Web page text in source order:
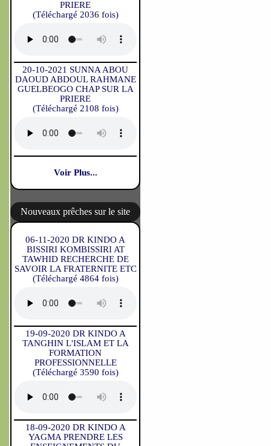
PRIERE
(Téléchargé 2036 fois)
20-10-2021 SUNNA ABOU
DAOUD ABDOUL RAHMANE
GUELBEOGO CHAP SUR LA
PRIERE
(Téléchargé 2108 fois)
Voir Plus...
Nouveaux prêches sur le site
06-11-2020 DR KINDO A
BISSIRI KOMBISSIRI AT
TAWHID RECHERCHE DE
SAVOIR LA FRATERNITE ETC
(Téléchargé 4864 fois)
19-09-2020 DR KINDO A
TANGHIN L'ISLAM ET LA
FORMATION
PROFESSIONNELLE
(Téléchargé 3590 fois)
18-09-2020 DR KINDO A
YAGMA PRENDRE LES